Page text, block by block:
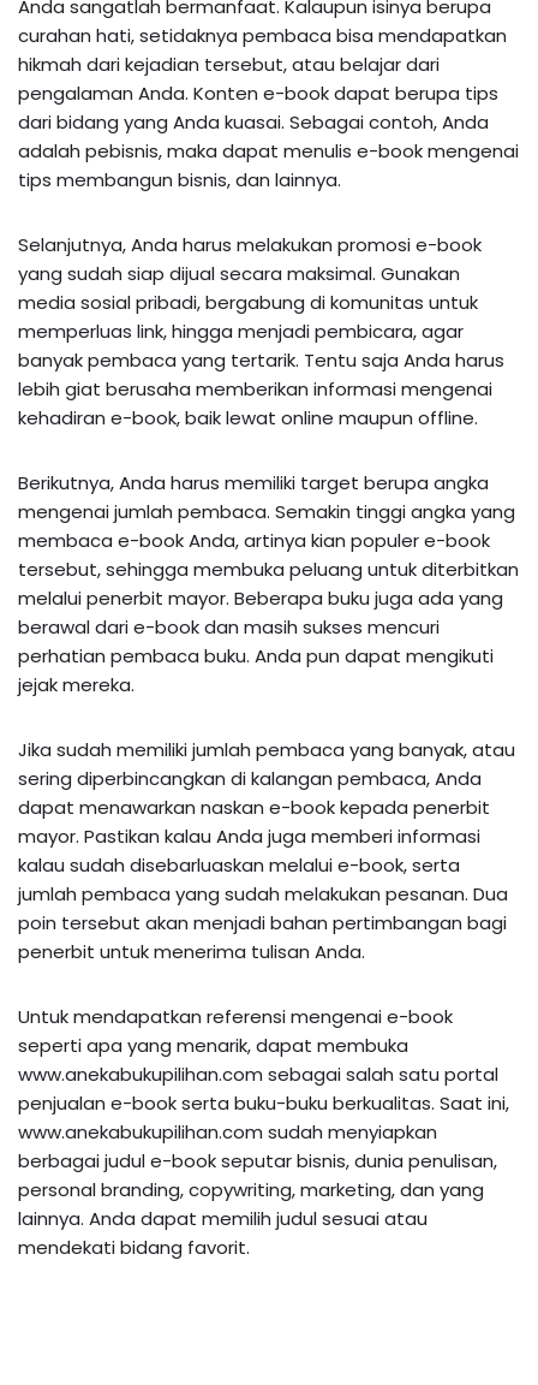
Anda sangatlah bermanfaat. Kalaupun isinya berupa
curahan hati, setidaknya pembaca bisa mendapatkan
hikmah dari kejadian tersebut, atau belajar dari
pengalaman Anda. Konten e-book dapat berupa tips
dari bidang yang Anda kuasai. Sebagai contoh, Anda
adalah pebisnis, maka dapat menulis e-book mengenai
tips membangun bisnis, dan lainnya.
Selanjutnya, Anda harus melakukan promosi e-book
yang sudah siap dijual secara maksimal. Gunakan
media sosial pribadi, bergabung di komunitas untuk
memperluas link, hingga menjadi pembicara, agar
banyak pembaca yang tertarik. Tentu saja Anda harus
lebih giat berusaha memberikan informasi mengenai
kehadiran e-book, baik lewat online maupun offline.
Berikutnya, Anda harus memiliki target berupa angka
mengenai jumlah pembaca. Semakin tinggi angka yang
membaca e-book Anda, artinya kian populer e-book
tersebut, sehingga membuka peluang untuk diterbitkan
melalui penerbit mayor. Beberapa buku juga ada yang
berawal dari e-book dan masih sukses mencuri
perhatian pembaca buku. Anda pun dapat mengikuti
jejak mereka.
Jika sudah memiliki jumlah pembaca yang banyak, atau
sering diperbincangkan di kalangan pembaca, Anda
dapat menawarkan naskan e-book kepada penerbit
mayor. Pastikan kalau Anda juga memberi informasi
kalau sudah disebarluaskan melalui e-book, serta
jumlah pembaca yang sudah melakukan pesanan. Dua
poin tersebut akan menjadi bahan pertimbangan bagi
penerbit untuk menerima tulisan Anda.
Untuk mendapatkan referensi mengenai e-book
seperti apa yang menarik, dapat membuka
www.anekabukupilihan.com sebagai salah satu portal
penjualan e-book serta buku-buku berkualitas. Saat ini,
www.anekabukupilihan.com sudah menyiapkan
berbagai judul e-book seputar bisnis, dunia penulisan,
personal branding, copywriting, marketing, dan yang
lainnya. Anda dapat memilih judul sesuai atau
mendekati bidang favorit.